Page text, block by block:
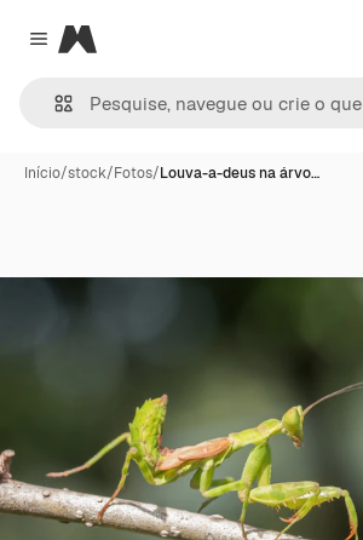
Close menu
Magnific
Início/stock/Fotos/Louva-a-deus na árvo…